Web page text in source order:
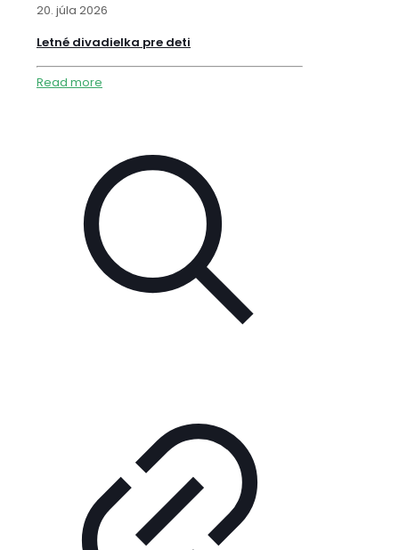
20. júla 2026
Letné divadielka pre deti
Read more